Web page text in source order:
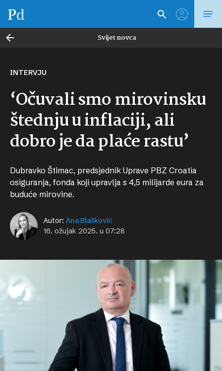
Svijet novca
INTERVJU
‘Očuvali smo mirovinsku
štednju u inflaciji, ali
dobro je da plaće rastu’
Dubravko Štimac, predsjednik Uprave PBZ Croatia
osiguranja, fonda koji upravlja s 4,5 milijarde eura za
buduće mirovine.
Autor: Ana Blašković
16. ožujak 2025. u 07:28